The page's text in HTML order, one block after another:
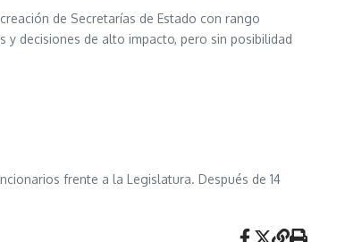
de Secretarías de Estado con rango
decisiones de alto impacto, pero sin posibilidad
frente a la Legislatura. Después de 14